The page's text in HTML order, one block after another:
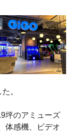
。
坪のアミューズ
体感機、ビデオ